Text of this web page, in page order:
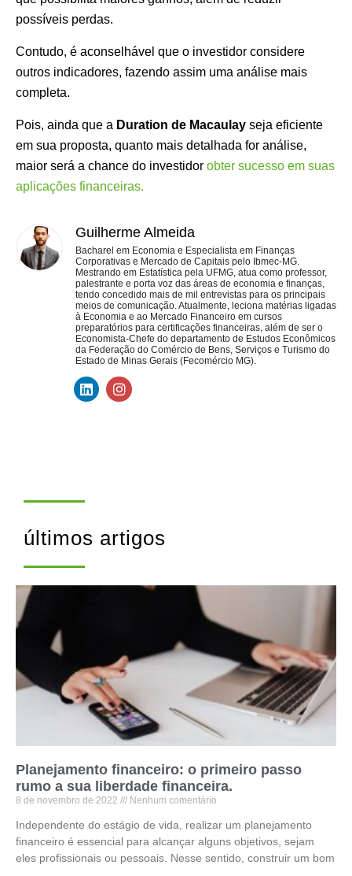
últimos artigos
Planejamento financeiro: o primeiro passo
rumo a sua liberdade financeira.
8 de novembro de 2022 Nenhum comentário
Independente do estágio de vida, realizar um planejamento
financeiro é essencial para alcançar alguns objetivos, sejam
eles profissionais ou pessoais. Nesse sentido, construir um bom
possíveis perdas.
Contudo, é aconselhável que o investidor considere
outros indicadores, fazendo assim uma análise mais
completa.
Pois, ainda que a Duration de Macaulay seja eficiente
em sua proposta, quanto mais detalhada for análise,
maior será a chance do investidor obter sucesso em suas
aplicações financeiras.
Guilherme Almeida
Bacharel em Economia e Especialista em Finanças
Corporativas e Mercado de Capitais pelo Ibmec-MG.
Mestrando em Estatística pela UFMG, atua como professor,
palestrante e porta voz das áreas de economia e finanças,
tendo concedido mais de mil entrevistas para os principais
meios de comunicação. Atualmente, leciona matérias ligadas
à Economia e ao Mercado Financeiro em cursos
preparatórios para certificações financeiras, além de ser o
Economista-Chefe do departamento de Estudos Econômicos
da Federação do Comércio de Bens, Serviços e Turismo do
Estado de Minas Gerais (Fecomércio MG).